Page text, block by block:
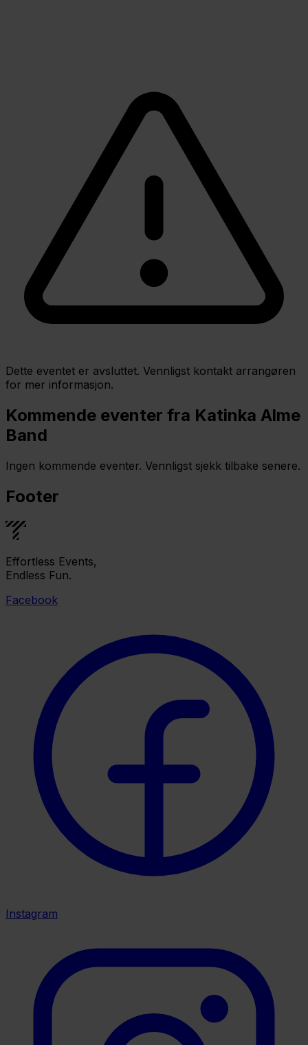
Dette eventet er avsluttet. Vennligst kontakt arrangøren
for mer informasjon.
Kommende eventer fra Katinka Alme
Band
Ingen kommende eventer. Vennligst sjekk tilbake senere.
Footer
Effortless Events,
Endless Fun.
Facebook
Instagram